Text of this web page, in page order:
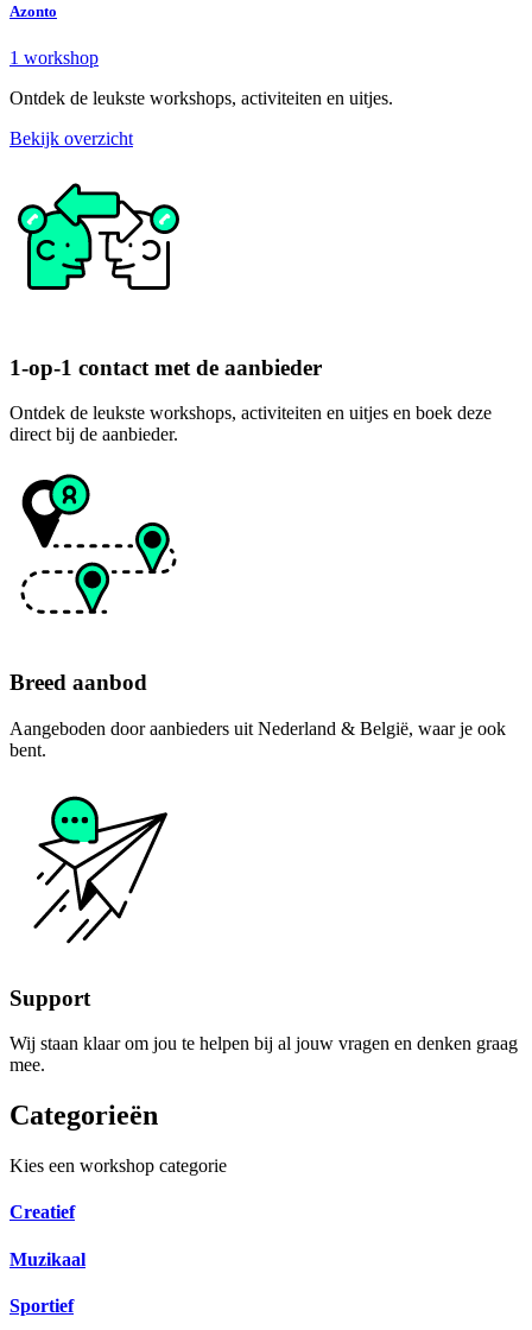
Azonto
1 workshop
Ontdek de leukste workshops, activiteiten en uitjes.
Bekijk overzicht
1-op-1 contact met de aanbieder
Ontdek de leukste workshops, activiteiten en uitjes en boek deze
direct bij de aanbieder.
Breed aanbod
Aangeboden door aanbieders uit Nederland & België, waar je ook
bent.
Support
Wij staan klaar om jou te helpen bij al jouw vragen en denken graag
mee.
Categorieën
Kies een workshop categorie
Creatief
Muzikaal
Sportief